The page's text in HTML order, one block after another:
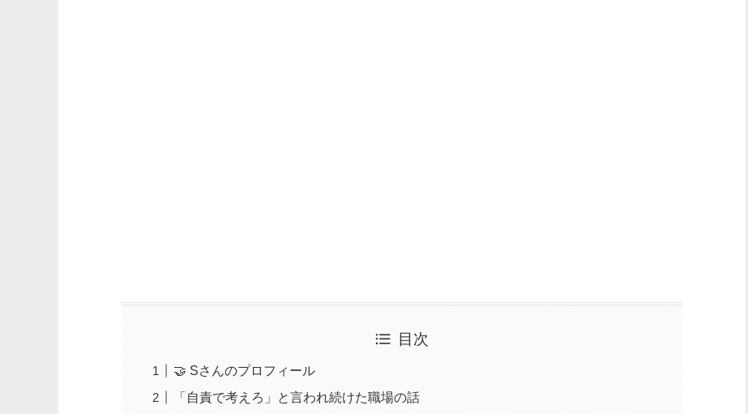
目次
🤝 Sさんのプロフィール
「自責で考えろ」と言われ続けた職場の話